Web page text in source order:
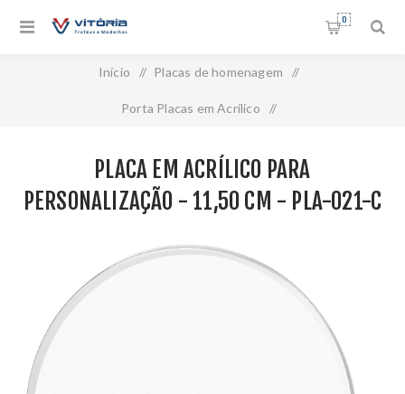
0
Início / Placas de homenagem /
Porta Placas em Acrílico /
PLA-021-C
PLACA EM ACRÍLICO PARA
PERSONALIZAÇÃO - 11,50 CM - PLA-021-C